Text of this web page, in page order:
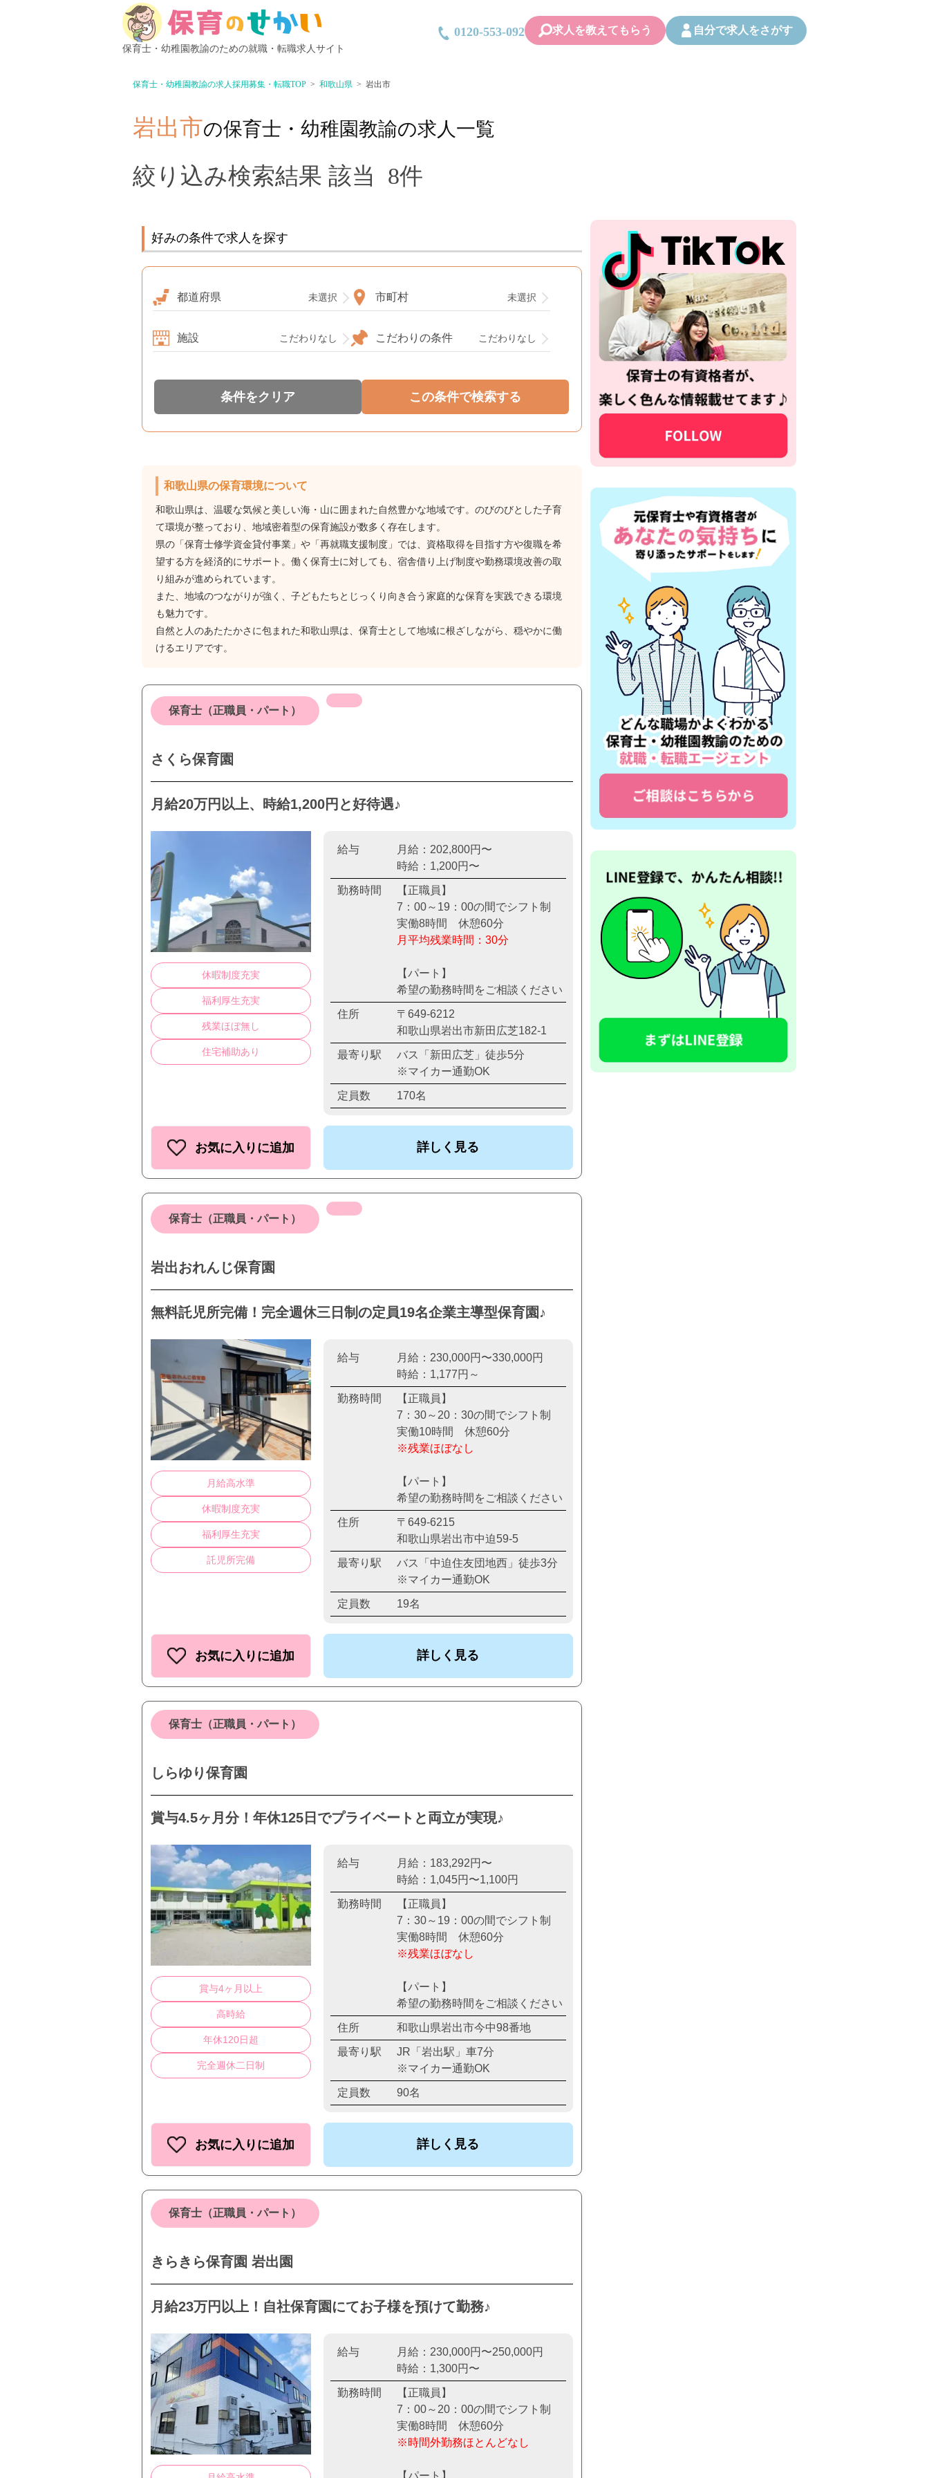
保育士・幼稚園教諭のための就職・転職求人サイト
0120-553-092 求人を教えてもらう 自分で求人をさがす
保育士・幼稚園教諭の求人採用募集・転職TOP 和歌山県 岩出市
岩出市の保育士・幼稚園教諭の求人一覧
絞り込み検索結果 該当 8件
好みの条件で求人を探す
都道府県 未選択 市町村 未選択
施設 こだわりなし こだわりの条件 こだわりなし
条件をクリア
和歌山県の保育環境について
和歌山県は、温暖な気候と美しい海・山に囲まれた自然豊かな地域です。のびのびとした子育
て環境が整っており、地域密着型の保育施設が数多く存在します。
県の「保育士修学資金貸付事業」や「再就職支援制度」では、資格取得を目指す方や復職を希
望する方を経済的にサポート。働く保育士に対しても、宿舎借り上げ制度や勤務環境改善の取
り組みが進められています。
また、地域のつながりが強く、子どもたちとじっくり向き合う家庭的な保育を実践できる環境
も魅力です。
自然と人のあたたかさに包まれた和歌山県は、保育士として地域に根ざしながら、穏やかに働
けるエリアです。
保育士（正職員・パート）
さくら保育園
月給20万円以上、時給1,200円と好待遇♪
休暇制度充実
福利厚生充実
残業ほぼ無し
住宅補助あり
給与
月給：202,800円〜
時給：1,200円〜
勤務時間
【正職員】
7：00～19：00の間でシフト制
実働8時間 休憩60分
月平均残業時間：30分
【パート】
希望の勤務時間をご相談ください
住所
〒649-6212
和歌山県岩出市新田広芝182-1
最寄り駅
バス「新田広芝」徒歩5分
※マイカー通勤OK
定員数 170名
お気に入りに追加 詳しく見る
保育士（正職員・パート）
岩出おれんじ保育園
無料託児所完備！完全週休三日制の定員19名企業主導型保育園♪
月給高水準
休暇制度充実
福利厚生充実
託児所完備
給与
月給：230,000円〜330,000円
時給：1,177円～
勤務時間
【正職員】
7：30～20：30の間でシフト制
実働10時間 休憩60分
※残業ほぼなし
【パート】
希望の勤務時間をご相談ください
住所
〒649-6215
和歌山県岩出市中迫59-5
最寄り駅
バス「中迫住友団地西」徒歩3分
※マイカー通勤OK
定員数 19名
お気に入りに追加 詳しく見る
保育士（正職員・パート）
しらゆり保育園
賞与4.5ヶ月分！年休125日でプライベートと両立が実現♪
賞与4ヶ月以上
高時給
年休120日超
完全週休二日制
給与
月給：183,292円〜
時給：1,045円〜1,100円
勤務時間
【正職員】
7：30～19：00の間でシフト制
実働8時間 休憩60分
※残業ほぼなし
【パート】
希望の勤務時間をご相談ください
住所 和歌山県岩出市今中98番地
最寄り駅
JR「岩出駅」車7分
※マイカー通勤OK
定員数 90名
お気に入りに追加 詳しく見る
保育士（正職員・パート）
きらきら保育園 岩出園
月給23万円以上！自社保育園にてお子様を預けて勤務♪
給与
月給：230,000円〜250,000円
時給：1,300円〜
勤務時間
【正職員】
7：00～20：00の間でシフト制
実働8時間 休憩60分
※時間外勤務ほとんどなし